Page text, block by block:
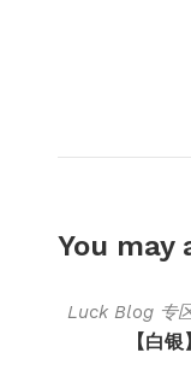
You may
Luck Blog 专
【白